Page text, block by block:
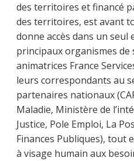
des territoires et financé
des territoires, est avant
donne accès dans un seul
principaux organismes de
animatrices France
leurs correspondants au
partenaires nationaux
Maladie, Ministère de
Justice, Pole Emploi, La
Finances Publiques), tout
à visage humain aux